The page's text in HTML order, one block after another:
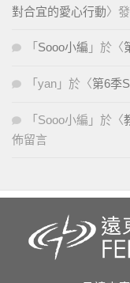
對合宜的愛心行動〉
「 Sooo小編 」於〈
「 yan 」於〈第6季
「 Sooo小編 」於〈
佈留言